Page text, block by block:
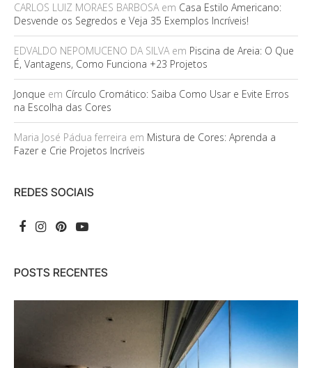
CARLOS LUIZ MORAES BARBOSAem Casa Estilo Americano:
Desvende os Segredos e Veja 35 Exemplos Incríveis!
EDVALDO NEPOMUCENO DA SILVAem Piscina de Areia: O Que
É, Vantagens, Como Funciona +23 Projetos
Jonque em Círculo Cromático: Saiba Como Usar e Evite Erros
na Escolha das Cores
Maria José Pádua ferreira em Mistura de Cores: Aprenda a
Fazer e Crie Projetos Incríveis
REDES SOCIAIS
POSTS RECENTES